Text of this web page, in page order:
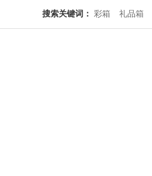
搜索关键词： 彩箱 礼品箱